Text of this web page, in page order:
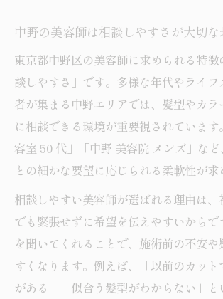
50代女性に合う美容師の選び
年代別に変わる美容師のアド
美容師が提案する大人ヘアの
美容師選びで叶うトレンドカ
カットが上手な美容師と年齢
中野の美容師は相談しやすさが大切な
東京都中野区の美容師に求められる特
談しやすさ」です。多様な年代やライフ
者が集まる中野エリアでは、髪型やカ
に相談できる環境が重要視されていま
容室 50 代」「中野 美容院 メンズ」な
との細かな要望に応じられる柔軟性が求
相談しやすい美容師が選ばれる理由は、
でも緊張せずに希望を伝えやすいから
を聞いてくれることで、施術前の不安や
すくなります。例えば、「以前のカッ
がある」「似合う髪型がわからない」と